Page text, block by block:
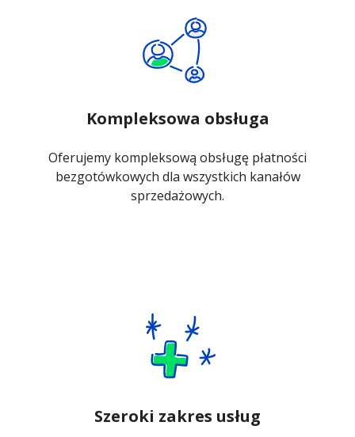
Kompleksowa obsługa
Oferujemy kompleksową obsługę płatności
bezgotówkowych dla wszystkich kanałów
sprzedażowych.
Szeroki zakres usług